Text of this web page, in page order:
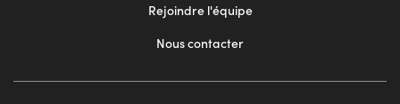
Rejoindre l'équipe
Nous contacter